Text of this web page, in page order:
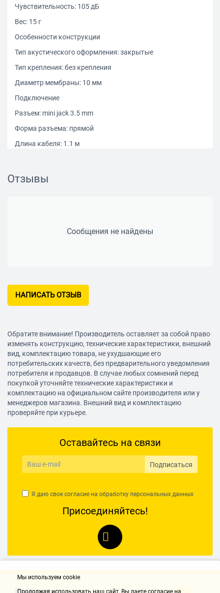
Чувствительность: 105 дБ
Вес: 15 г
Особенности конструкции
Тип акустического оформления: закрытые
Тип крепления: без крепления
Диаметр мембраны: 10 мм
Подключение
Разъем: mini jack 3.5 mm
Форма разъема: прямой
Длина кабеля: 1.1 м
Отзывы
Сообщения не найдены
НАПИСАТЬ ОТЗЫВ
Обратите внимание! Производитель оставляет за собой право
изменять конструкцию, технические характеристики, внешний
вид, комплектацию товара, не ухудшающие его
потребительских качеств, без предварительного уведомления
потребителя и продавцов. В случае любых сомнений перед
покупкой уточняйте технические характеристики и
комплектацию на официальном сайте производителя или у
менеджеров магазина. Внешний вид и комплектацию
проверяйте при курьере.
Оставайтесь на связи
Подписаться
Я даю свое согласие на обработку персональных данных
Присоединяйтесь!
Мы используем cookie
Продолжая использовать наш cайт, Вы даете согласие на